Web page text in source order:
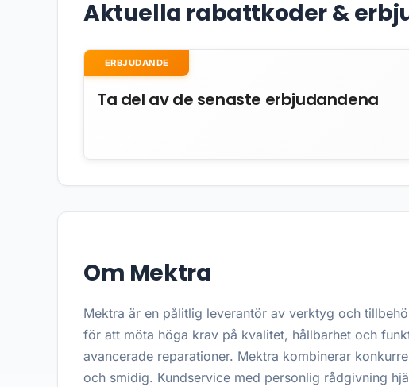
Aktuella rabattkoder &
ERBJUDANDE
Ta del av de senaste erbjudandena
Om Mektra
Mektra är en pålitlig leverantör av verktyg och
för att möta höga krav på kvalitet, hållbarhet och
avancerade reparationer. Mektra kombinerar
och smidig. Kundservice med personlig rådgivning